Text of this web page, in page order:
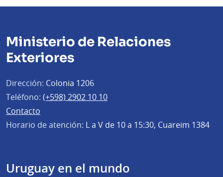
Ministerio de Relaciones
Exteriores
Dirección: Colonia 1206
Teléfono: (+598) 2902 10 10
Contacto
Horario de atención: L a V de 10 a 15:30, Cuareim 1384
Uruguay en el mundo